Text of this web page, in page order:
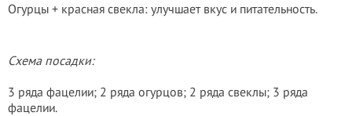
Огурцы + красная свекла: улучшает вкус и питательность.
Схема посадки:
3 ряда фацелии; 2 ряда огурцов; 2 ряда свеклы; 3 ряда
фацелии.